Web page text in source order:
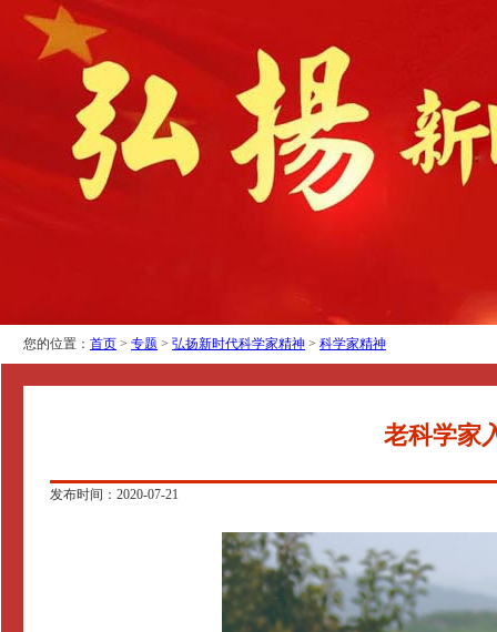
您的位置： 首页 > 专题 > 弘扬新时代科学家精神 > 科学家精神
老科学家
发布时间：2020-07-21